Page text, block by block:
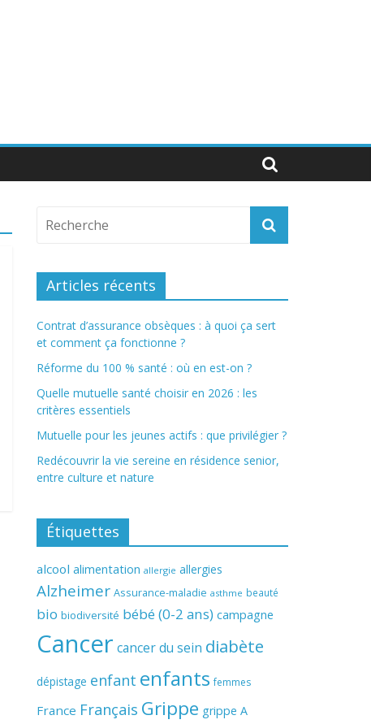
Articles récents
Contrat d’assurance obsèques : à quoi ça sert
et comment ça fonctionne ?
Réforme du 100 % santé : où en est-on ?
Quelle mutuelle santé choisir en 2026 : les
critères essentiels
Mutuelle pour les jeunes actifs : que privilégier ?
Redécouvrir la vie sereine en résidence senior,
entre culture et nature
Étiquettes
alcool alimentation allergie allergies
Alzheimer Assurance-maladie asthme beauté
bio biodiversité bébé (0-2 ans) campagne
Cancer cancer du sein diabète
dépistage enfant enfants femmes
France Français Grippe grippe A